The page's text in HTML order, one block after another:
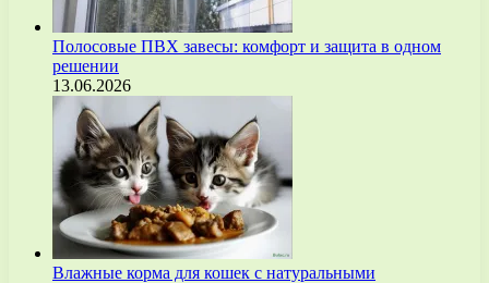
Полосовые ПВХ завесы: комфорт и защита в одном
решении
13.06.2026
Влажные корма для кошек с натуральными